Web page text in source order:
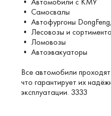
• Самосвалы
• Автофургоны
• Лесовозы и
• Ломовозы
• Автоэвакуаторы
Все автомобили
что гарантирует их
эксплуатации. 3333